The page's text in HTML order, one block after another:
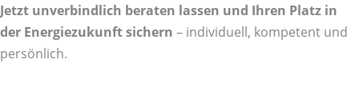
Jetzt unverbindlich beraten lassen und Ihren Platz in
der Energiezukunft sichern – individuell, kompetent und
persönlich.